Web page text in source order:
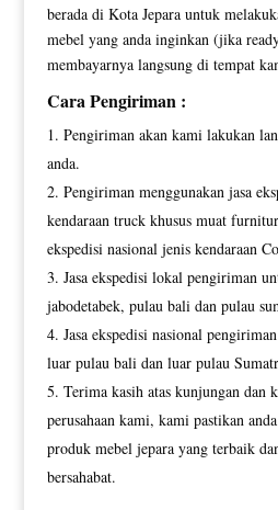
berada di Kota Jepara untuk
mebel yang anda inginkan (jika
membayarnya langsung di tempat
Cara Pengiriman :
Pengiriman akan kami lakukan
anda.
Pengiriman menggunakan jasa
kendaraan truck khusus muat
ekspedisi nasional jenis kendaraan
Jasa ekspedisi lokal pengiriman
jabodetabek, pulau bali dan pulau
Jasa ekspedisi nasional
luar pulau bali dan luar pulau
Terima kasih atas kunjungan dan
perusahaan kami, kami pastikan
produk mebel jepara yang terbaik
bersahabat.